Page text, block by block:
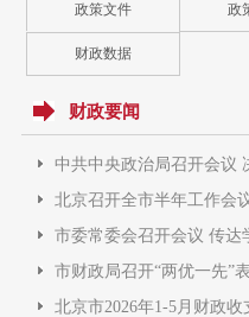
政策文件 政
财政数据
财政要闻
中共中央政治局召开会议
北京召开全市半年工作会
市委常委会召开会议 传达
市财政局召开“两优一先”
北京市2026年1-5月财政收